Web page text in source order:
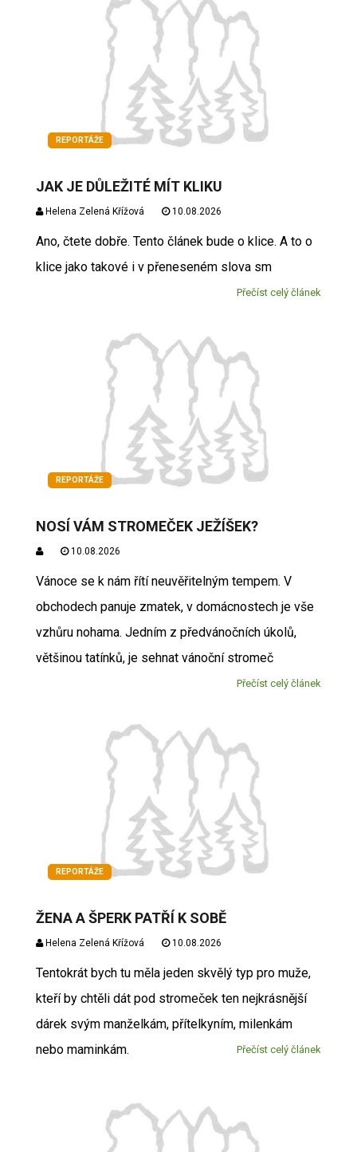
REPORTÁŽE
JAK JE DŮLEŽITÉ MÍT KLIKU
Helena Zelená Křížová 10.08.2026
Ano, čtete dobře. Tento článek bude o klice. A to o
klice jako takové i v přeneseném slova sm
Přečíst celý článek
REPORTÁŽE
NOSÍ VÁM STROMEČEK JEŽÍŠEK?
10.08.2026
Vánoce se k nám řítí neuvěřitelným tempem. V
obchodech panuje zmatek, v domácnostech je vše
vzhůru nohama. Jedním z předvánočních úkolů,
většinou tatínků, je sehnat vánoční stromeč
Přečíst celý článek
REPORTÁŽE
ŽENA A ŠPERK PATŘÍ K SOBĚ
Helena Zelená Křížová 10.08.2026
Tentokrát bych tu měla jeden skvělý typ pro muže,
kteří by chtěli dát pod stromeček ten nejkrásnější
dárek svým manželkám, přítelkyním, milenkám
nebo maminkám.
Přečíst celý článek